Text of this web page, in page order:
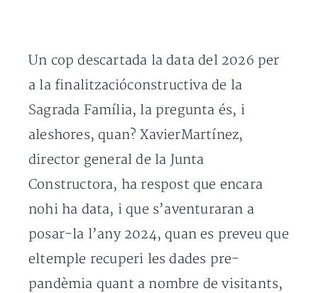
Un cop descartada la data del 2026 per
a la finalitzacióconstructiva de la
Sagrada Família, la pregunta és, i
aleshores, quan? XavierMartínez,
director general de la Junta
Constructora, ha respost que encara
nohi ha data, i que s’aventuraran a
posar-la l’any 2024, quan es preveu que
eltemple recuperi les dades pre-
pandèmia quant a nombre de visitants,